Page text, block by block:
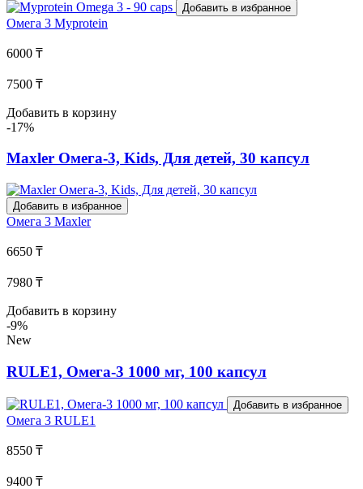
Добавить в избранное
Омега 3 Myprotein
6000 ₸
7500 ₸
Добавить в корзину
-17%
Maxler Омега-3, Kids, Для детей, 30 капсул
Добавить в избранное
Омега 3 Maxler
6650 ₸
7980 ₸
Добавить в корзину
-9%
New
RULE1, Омега-3 1000 мг, 100 капсул
Добавить в избранное
Омега 3 RULE1
8550 ₸
9400 ₸